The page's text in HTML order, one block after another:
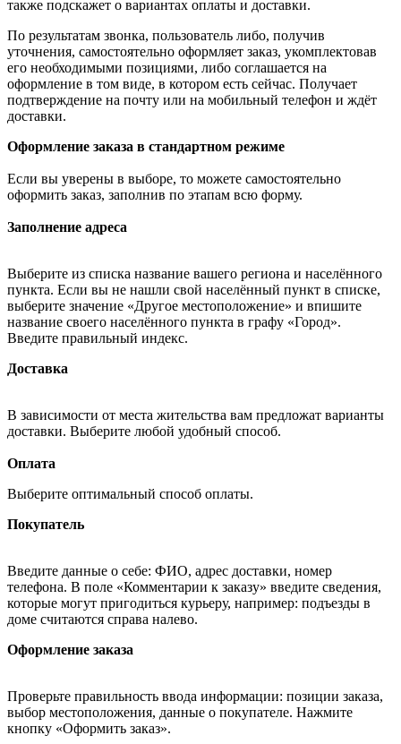
также подскажет о вариантах оплаты и доставки.
По результатам звонка, пользователь либо, получив
уточнения, самостоятельно оформляет заказ, укомплектовав
его необходимыми позициями, либо соглашается на
оформление в том виде, в котором есть сейчас. Получает
подтверждение на почту или на мобильный телефон и ждёт
доставки.
Оформление заказа в стандартном режиме
Если вы уверены в выборе, то можете самостоятельно
оформить заказ, заполнив по этапам всю форму.
Заполнение адреса
Выберите из списка название вашего региона и населённого
пункта. Если вы не нашли свой населённый пункт в списке,
выберите значение «Другое местоположение» и впишите
название своего населённого пункта в графу «Город».
Введите правильный индекс.
Доставка
В зависимости от места жительства вам предложат варианты
доставки. Выберите любой удобный способ.
Оплата
Выберите оптимальный способ оплаты.
Покупатель
Введите данные о себе: ФИО, адрес доставки, номер
телефона. В поле «Комментарии к заказу» введите сведения,
которые могут пригодиться курьеру, например: подъезды в
доме считаются справа налево.
Оформление заказа
Проверьте правильность ввода информации: позиции заказа,
выбор местоположения, данные о покупателе. Нажмите
кнопку «Оформить заказ».